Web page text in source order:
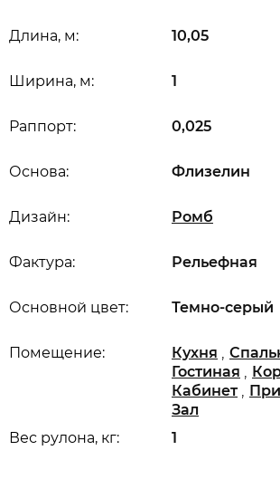
Длина, м: 10,05
Ширина, м: 1
Вес рулона, кг: 1
Раппорт: 0,025
Основной цвет: Темно-серый
Дизайн: Ромб
Основа: Флизелин
Помещение: Кухня ,
Гостиная ,
Кабинет ,
Зал
Фактура: Рельефная